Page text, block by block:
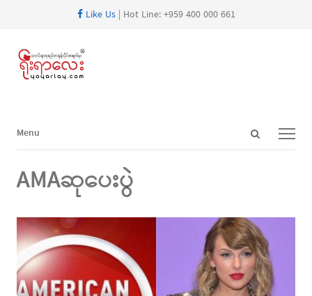
Like Us| Hot Line: +959 400 000 661
Open
Menu
Menu
AMAဆုပေးပွဲ